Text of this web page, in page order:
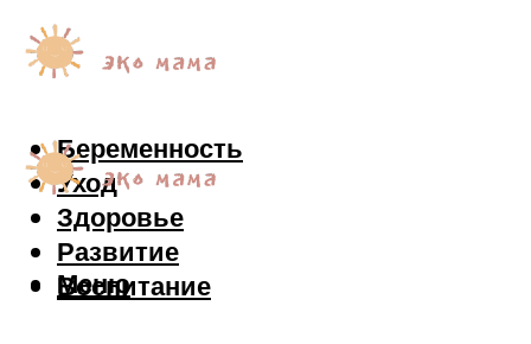
Беременность
Уход
Здоровье
Развитие
Воспитание
Меню